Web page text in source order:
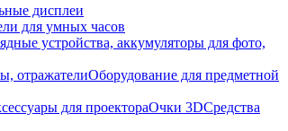
дисплеи
для умных часов
устройства, аккумуляторы для фото,
отражателиОборудование для предметной
для проектораОчки 3DСредства